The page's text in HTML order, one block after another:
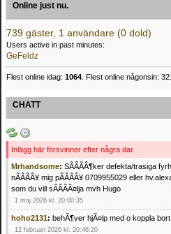
Online just nu.
739 gäster, 1 användare (0 dold)
Users active in past minutes:
GeFeldz
Flest online idag: 1064 . Flest online någonsin:
CHATT
Inlägg här försvinner efter några dar.
Mrhandsome: SÃÂÃÂ¶ker defekta/trasiga
nÃÂÃÂ¥ mig pÃÂÃÂ¥ 0709955029 eller
som du vill sÃÂÃÂ¤lja mvh Hugo
1 maj 2026 kl. 20:00:35
hoho2131: behÃ¶ver hjÃ¤lp med o koppla
12 februari 2026 kl. 20:46:20